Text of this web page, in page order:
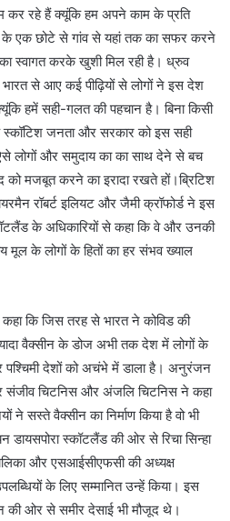
रहे हैं क्यूंकि हम अपने काम के प्रति
के एक छोटे से गांव से यहां तक का सफर करने
स्वागत करके खुशी मिल रही है। ध्रुव
से आए कई पीढ़ियों से लोगों ने इस देश
हमें सही-गलत की पहचान है। बिना किसी
स्कॉटिश जनता और सरकार को इस सही
ऐसे लोगों और समुदाय का का साथ देने से बच
मजबूत करने का इरादा रखते हों।ब्रिटिश
रॉबर्ट इलियट और जैमी क्रॉफोर्ड ने इस
के अधिकारियों से कहा कि वे और उनकी
मूल के लोगों के हितों का हर संभव ख्याल
कि जिस तरह से भारत ने कोविड की
वैक्सीन के डोज अभी तक देश में लोगों के
पश्चिमी देशों को अचंभे में डाला है। अनुरंजन
संजीव चिटनिस और अंजलि चिटनिस ने कहा
सस्ते वैक्सीन का निर्माण किया है वो भी
डायसपोरा स्कॉटलैंड की ओर से रिचा सिन्हा
और एसआईसीएफसी की अध्यक्ष
के लिए सम्मानित उन्हें किया। इस
की ओर से समीर देसाई भी मौजूद थे।